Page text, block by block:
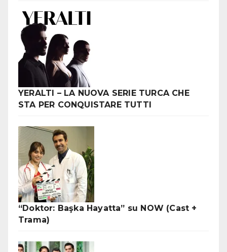
YERALTI – LA NUOVA SERIE TURCA CHE
STA PER CONQUISTARE TUTTI
“Doktor: Başka Hayatta” su NOW (Cast +
Trama)